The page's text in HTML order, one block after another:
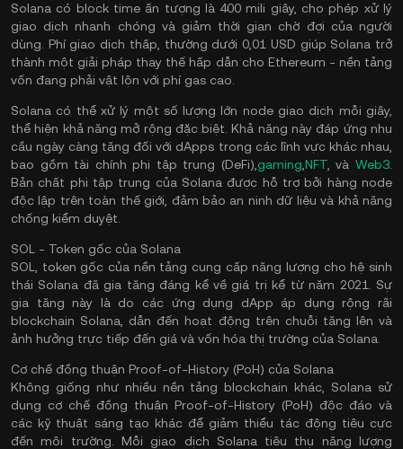
Solana có block time ấn tượng là 400 mili giây, cho phép xử lý
giao dịch nhanh chóng và giảm thời gian chờ đợi của người
dùng. Phí giao dịch thấp, thường dưới 0,01 USD giúp Solana trở
thành một giải pháp thay thế hấp dẫn cho Ethereum - nền tảng
vốn đang phải vật lộn với phí gas cao.
Solana có thể xử lý một số lượng lớn node giao dịch mỗi giây,
thể hiện khả năng mở rộng đặc biệt. Khả năng này đáp ứng nhu
cầu ngày càng tăng đối với dApps trong các lĩnh vực khác nhau,
bao gồm tài chính phi tập trung (DeFi), gaming NFT, vàWeb3
Bản chất phi tập trung của Solana được hỗ trợ bởi hàng node
độc lập trên toàn thế giới, đảm bảo an ninh dữ liệu và khả năng
chống kiểm duyệt.
SOL - Token gốc của Solana
SOL, token gốc của nền tảng cung cấp năng lượng cho hệ sinh
thái Solana đã gia tăng đáng kể về giá trị kể từ năm 2021. Sự
gia tăng này là do các ứng dụng dApp áp dụng rộng rãi
blockchain Solana, dẫn đến hoạt động trên chuỗi tăng lên và
ảnh hưởng trực tiếp đến giá và vốn hóa thị trường của Solana.
Cơ chế đồng thuận Proof-of-History (PoH) của Solana
Không giống như nhiều nền tảng blockchain khác, Solana sử
dụng cơ chế đồng thuận Proof-of-History (PoH) độc đáo và
các kỹ thuật sáng tạo khác để giảm thiểu tác động tiêu cực
đến môi trường. Mỗi giao dịch Solana tiêu thụ năng lượng